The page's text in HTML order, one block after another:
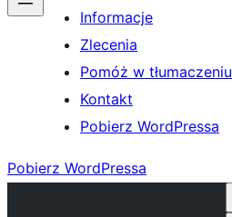
Informacje
Zlecenia
Pomóż w tłumaczeniu
Kontakt
Pobierz WordPressa
Pobierz WordPressa